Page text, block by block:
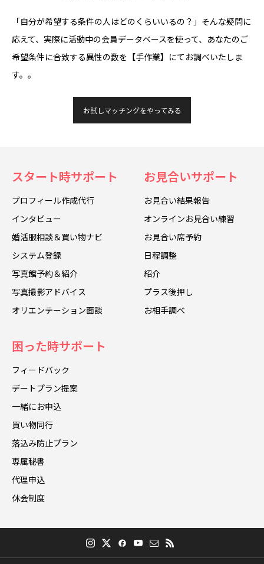
「自分が希望する条件の人はどのくらいいるの？」そんな疑問に
応えて、実際に活動中の会員データベースを使って、あなたのご
希望条件に合致する異性の数を【手作業】にてお調べいたしま
す。。
お試しマッチングをやってみる
スタート時サポート
プロフィール作成代行
インタビュー
婚活服相談＆買い物ナビ
システム登録
写真館予約＆紹介
写真撮影アドバイス
オリエンテーション面談
お見合いサポート
お見合い結果報告
オンラインお見合い練習
お見合い席予約
日程調整
紹介
プラス後押し
お相手調べ
困った時サポート
フィードバック
デートプラン提案
一緒にお申込
買い物同行
落込み防止プラン
専属秘書
代理申込
休会制度